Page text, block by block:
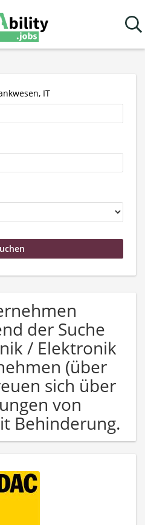
IT
der Suche
/ Elektronik
(über
sich über
von
Behinderung.